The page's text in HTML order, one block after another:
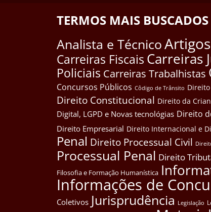
TERMOS MAIS BUSCADOS
Analista e TécnicoArtigos
Carreiras Fiscais Carreiras
Policiais Carreiras Trabalhistas
Concursos Públicos Côdigo de Trânsito
Direito Constitucional Direito da
Digital, LGPD e Novas tecnológias Direito
Direito Empresarial Direito Internacional e
Penal Direito Processual Civil
Processual Penal Direito
Filosofia e Formação Humanística
Informações de
Coletivos Jurisprudência Legislação